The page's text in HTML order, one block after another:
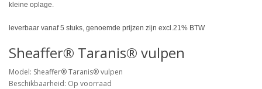
kleine oplage.
leverbaar vanaf 5 stuks, genoemde prijzen zijn excl.21% BTW
Sheaffer® Taranis® vulpen
Model: Sheaffer® Taranis® vulpen
Beschikbaarheid: Op voorraad